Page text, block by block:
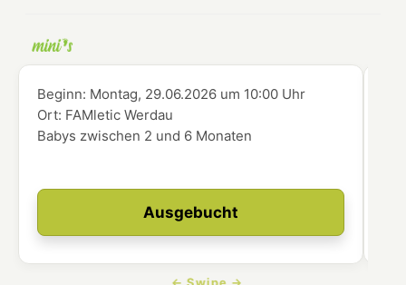
Ausgebucht
Beginn: Montag, 29.06.2026 um 10:00 Uhr
Ort: FAMletic Werdau
Babys zwischen 2 und 6 Monaten